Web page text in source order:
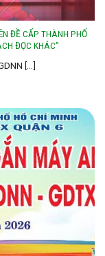
ĐỀ CẤP THÀNH PHỐ
ĐỌC KHÁC”
[...]